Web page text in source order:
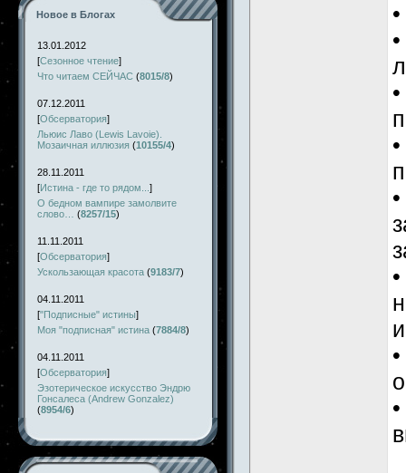
Новое в Блогах
13.01.2012
[Сезонное чтение]
Что читаем СЕЙЧАС (8015/8)
07.12.2011
[Обсерватория]
Льюис Лаво (Lewis Lavoie).
Мозаичная иллюзия (10155/4)
28.11.2011
[Истина - где то рядом... ]
О бедном вампире замолвите
слово…
(8257/15)
11.11.2011
[Обсерватория]
Ускользающая красота (9183/7)
04.11.2011
["Подписные" истины]
Моя "подписная" истина (7884/8)
04.11.2011
[Обсерватория]
Эзотерическое искусство Эндрю
Гонсалеса (Andrew Gonzalez)
(8954/6)